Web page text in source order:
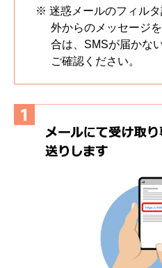
※ 迷惑メールのフィル
外からのメッセージ
合は、SMSが届かな
ご確認ください。